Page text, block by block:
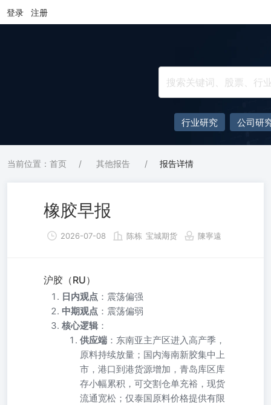
登录 注册
行业研究 公司研
当前位置：首页 / 其他报告 / 报告详情
橡胶早报
2026-07-08 陈栋 宝城期货 陳寧遠
沪胶（RU）
日内观点 ：震荡偏强
中期观点 ：震荡偏弱
核心逻辑 ：
供应端 ：东南亚主产区进入高产季，
原料持续放量；国内海南新胶集中上
市，港口到港货源增加，青岛库区库
存小幅累积，可交割仓单充裕，现货
流通宽松；仅泰国原料价格提供有限